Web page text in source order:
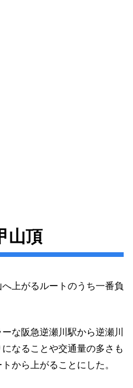
山頂
上がるルートのうち一番負
な阪急逆瀬川駅から逆瀬川
なることや交通量の多さも
から上がることにした。